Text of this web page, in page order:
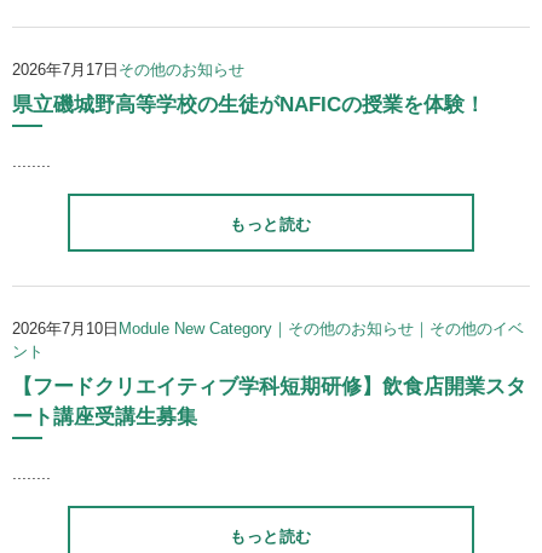
2026年7月17日 その他のお知らせ
県⽴磯城野⾼等学校の⽣徒がNAFICの授業を体験！
もっと読む
2026年7月10日 Module New Category｜その他のお知らせ｜その他のイベ
ント
【フードクリエイティブ学科短期研修】飲食店開業スタ
ート講座受講生募集
もっと読む